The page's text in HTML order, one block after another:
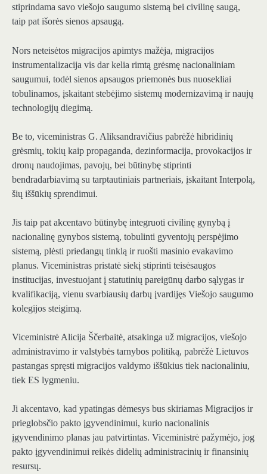
stiprindama savo viešojo saugumo sistemą bei civilinę saugą,
taip pat išorės sienos apsaugą.
Nors neteisėtos migracijos apimtys mažėja, migracijos
instrumentalizacija vis dar kelia rimtą grėsmę nacionaliniam
saugumui, todėl sienos apsaugos priemonės bus nuosekliai
tobulinamos, įskaitant stebėjimo sistemų modernizavimą ir naujų
technologijų diegimą.
Be to, viceministras G. Aliksandravičius pabrėžė hibridinių
grėsmių, tokių kaip propaganda, dezinformacija, provokacijos ir
dronų naudojimas, pavojų, bei būtinybę stiprinti
bendradarbiavimą su tarptautiniais partneriais, įskaitant Interpolą,
šių iššūkių sprendimui.
Jis taip pat akcentavo būtinybę integruoti civilinę gynybą į
nacionalinę gynybos sistemą, tobulinti gyventojų perspėjimo
sistemą, plėsti priedangų tinklą ir ruošti masinio evakavimo
planus. Viceministras pristatė siekį stiprinti teisėsaugos
institucijas, investuojant į statutinių pareigūnų darbo sąlygas ir
kvalifikaciją, vienu svarbiausių darbų įvardijęs Viešojo saugumo
kolegijos steigimą.
Viceministrė Alicija Ščerbaitė, atsakinga už migracijos, viešojo
administravimo ir valstybės tarnybos politiką, pabrėžė Lietuvos
pastangas spręsti migracijos valdymo iššūkius tiek nacionaliniu,
tiek ES lygmeniu.
Ji akcentavo, kad ypatingas dėmesys bus skiriamas Migracijos ir
prieglobsčio pakto įgyvendinimui, kurio nacionalinis
įgyvendinimo planas jau patvirtintas. Viceministrė pažymėjo, jog
pakto įgyvendinimui reikės didelių administracinių ir finansinių
resursų.